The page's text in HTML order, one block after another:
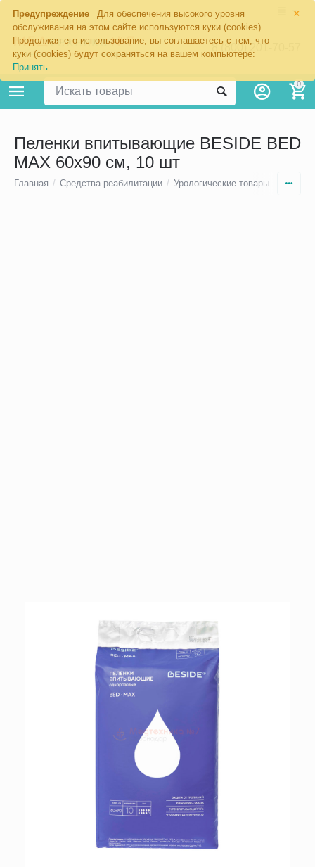
×
Предупреждение
Для обеспечения высокого уровня
обслуживания на этом сайте используются куки (cookies).
Продолжая его использование, вы соглашаетесь с тем, что
куки (cookies) будут сохраняться на вашем компьютере:
Принять
8 (800) 201-70-57
0
Пеленки впитывающие BESIDE BED
MAX 60х90 см, 10 шт
Главная / Средства реабилитации / Урологические товары